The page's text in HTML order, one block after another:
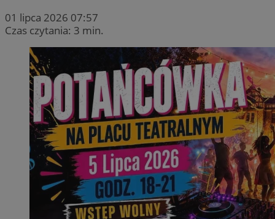
01 lipca 2026 07:57
Czas czytania: 3 min.